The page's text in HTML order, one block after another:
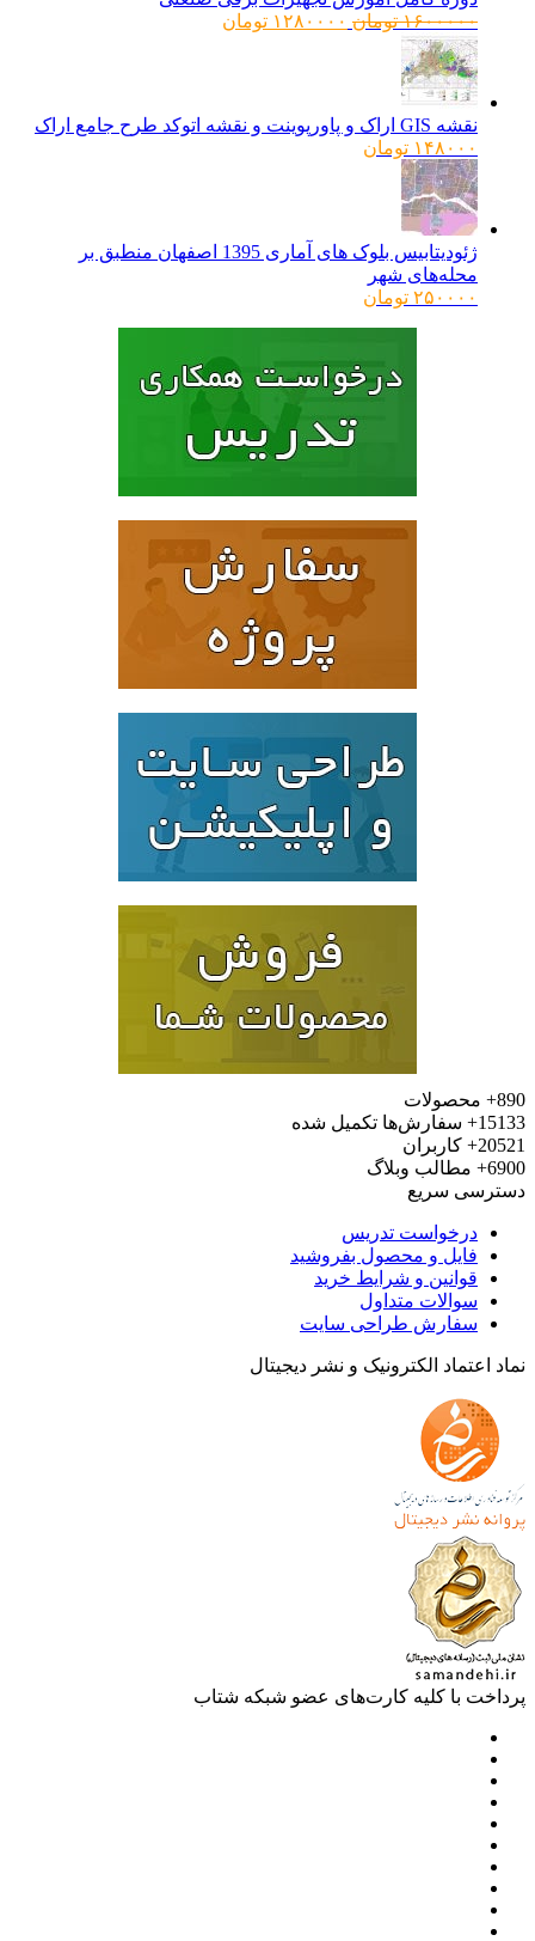
۱۶۰۰۰۰۰ تومانقیمت
۱۲۸۰۰۰۰ تومانقیمت
نقشه GIS اراک و پاورپوینت و نقشه اتوکد طرح جامع اراک
۱۴۸۰۰۰ تومان
ژئودیتابیس بلوک های آماری 1395 اصفهان منطبق بر
محله‌های شهر
۲۵۰۰۰۰ تومان
محصولات
سفارش‌ها تکمیل شده
کاربران
مطالب وبلاگ
سریع
درخواست تدریس
فایل و محصول بفروشید
قوانین و شرایط خرید
سوالات متداول
سفارش طراحی سایت
اعتماد الکترونیک و نشر دیجیتال
با کلیه کارت‌های عضو شبکه شتاب